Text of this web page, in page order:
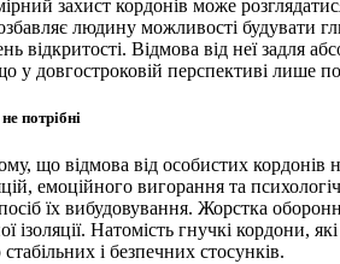
захист кордонів може
людину можливості будувати
відкритості. Відмова від неї задля
у довгостроковій перспективі лише
потрібні
що відмова від особистих
емоційного вигорання та
їх вибудовування. Жорстка
ізоляції. Натомість гнучкі кордони,
і безпечних стосунків.